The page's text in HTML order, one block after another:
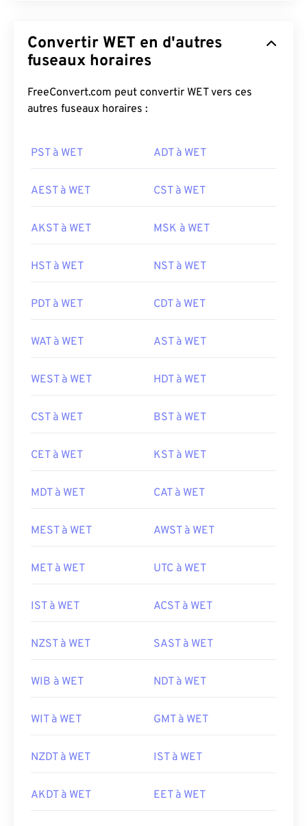
Convertir WET en d'autres
fuseaux horaires
FreeConvert.com peut convertir WET vers ces
autres fuseaux horaires :
PST à WET ADT à WET
AEST à WET CST à WET
AKST à WET MSK à WET
HST à WET NST à WET
PDT à WET CDT à WET
WAT à WET AST à WET
WEST à WET HDT à WET
CST à WET BST à WET
CET à WET KST à WET
MDT à WET CAT à WET
MEST à WET AWST à WET
MET à WET UTC à WET
IST à WET ACST à WET
NZST à WET SAST à WET
WIB à WET NDT à WET
WIT à WET GMT à WET
NZDT à WET IST à WET
AKDT à WET EET à WET